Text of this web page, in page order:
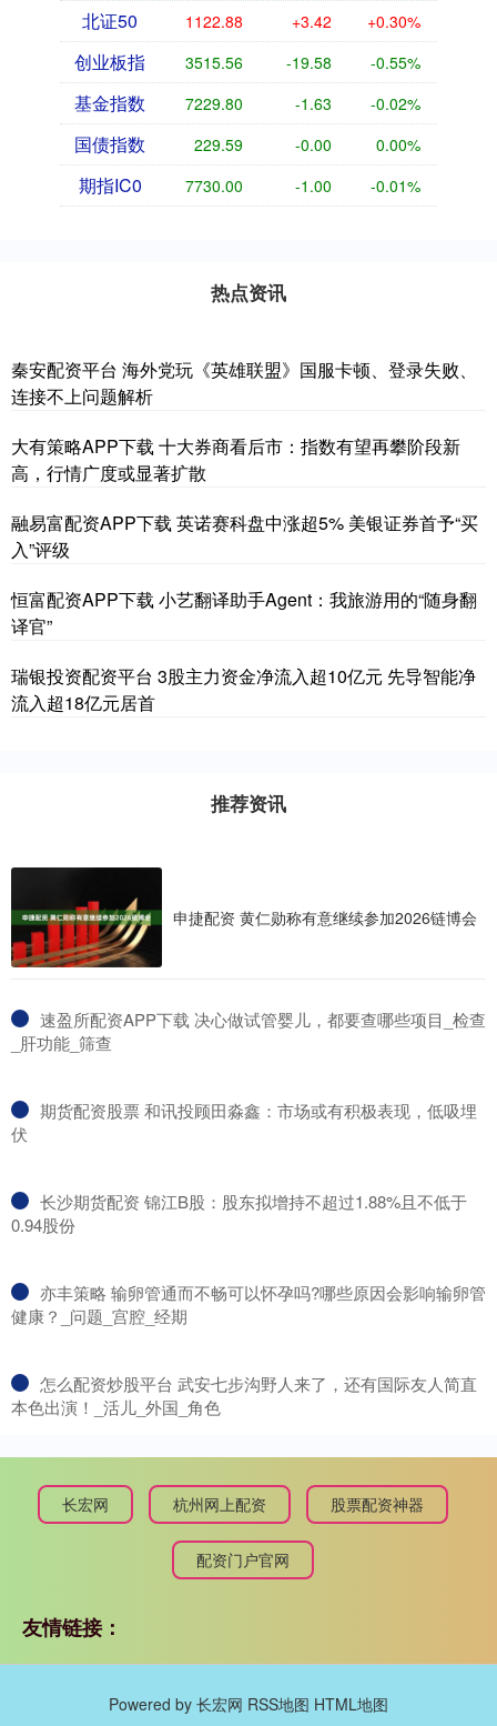
北证50 1122.88 +3.42 +0.30%
创业板指 3515.56 -19.58 -0.55%
基金指数 7229.80 -1.63 -0.02%
国债指数 229.59 -0.00 0.00%
期指IC0 7730.00 -1.00 -0.01%
热点资讯
秦安配资平台 海外党玩《英雄联盟》国服卡顿、登录失败、
连接不上问题解析
大有策略APP下载 十大券商看后市：指数有望再攀阶段新
高，行情广度或显著扩散
融易富配资APP下载 英诺赛科盘中涨超5% 美银证券首予“买
入”评级
恒富配资APP下载 小艺翻译助手Agent：我旅游用的“随身翻
译官”
瑞银投资配资平台 3股主力资金净流入超10亿元 先导智能净
流入超18亿元居首
推荐资讯
申捷配资 黄仁勋称有意继续参加2026链博会
​速盈所配资APP下载 决心做试管婴儿，都要查哪些项目_检查
_肝功能_筛查
​期货配资股票 和讯投顾田淼鑫：市场或有积极表现，低吸埋
伏
​长沙期货配资 锦江B股：股东拟增持不超过1.88%且不低于
0.94股份
​亦丰策略 输卵管通而不畅可以怀孕吗?哪些原因会影响输卵管
健康？_问题_宫腔_经期
​怎么配资炒股平台 武安七步沟野人来了，还有国际友人简直
本色出演！_活儿_外国_角色
长宏网 杭州网上配资 股票配资神器
配资门户官网
友情链接：
Powered by 长宏网 RSS地图 HTML地图